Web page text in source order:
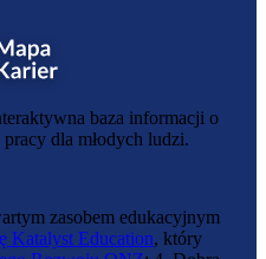
baza informacji o
dla młodych ludzi.
zasobem edukacyjnym
Katalyst Education, który